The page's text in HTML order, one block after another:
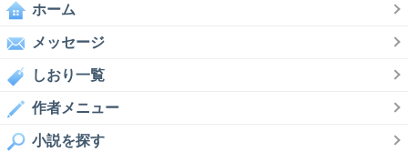
ホーム
メッセージ
しおり一覧
作者メニュー
小説を探す